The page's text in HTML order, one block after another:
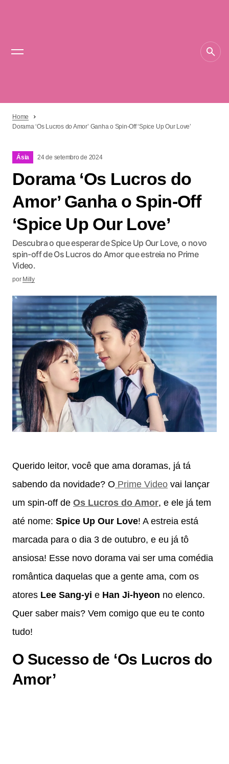
Home
Dorama ‘Os Lucros do Amor’ Ganha o Spin-Off ‘Spice Up Our Love’
Ásia 24 de setembro de 2024
Dorama ‘Os Lucros do
Amor’ Ganha o Spin-Off
‘Spice Up Our Love’
Descubra o que esperar de Spice Up Our Love, o novo
spin-off de Os Lucros do Amor que estreia no Prime
Video.
por Milly
Querido leitor, você que ama doramas, já tá
sabendo da novidade? O Prime Video vai lançar
um spin-off de Os Lucros do Amor, e ele já tem
até nome: Spice Up Our Love! A estreia está
marcada para o dia 3 de outubro, e eu já tô
ansiosa! Esse novo dorama vai ser uma comédia
romântica daquelas que a gente ama, com os
atores Lee Sang-yi e Han Ji-hyeon no elenco.
Quer saber mais? Vem comigo que eu te conto
tudo!
O Sucesso de ‘Os Lucros do
Amor’